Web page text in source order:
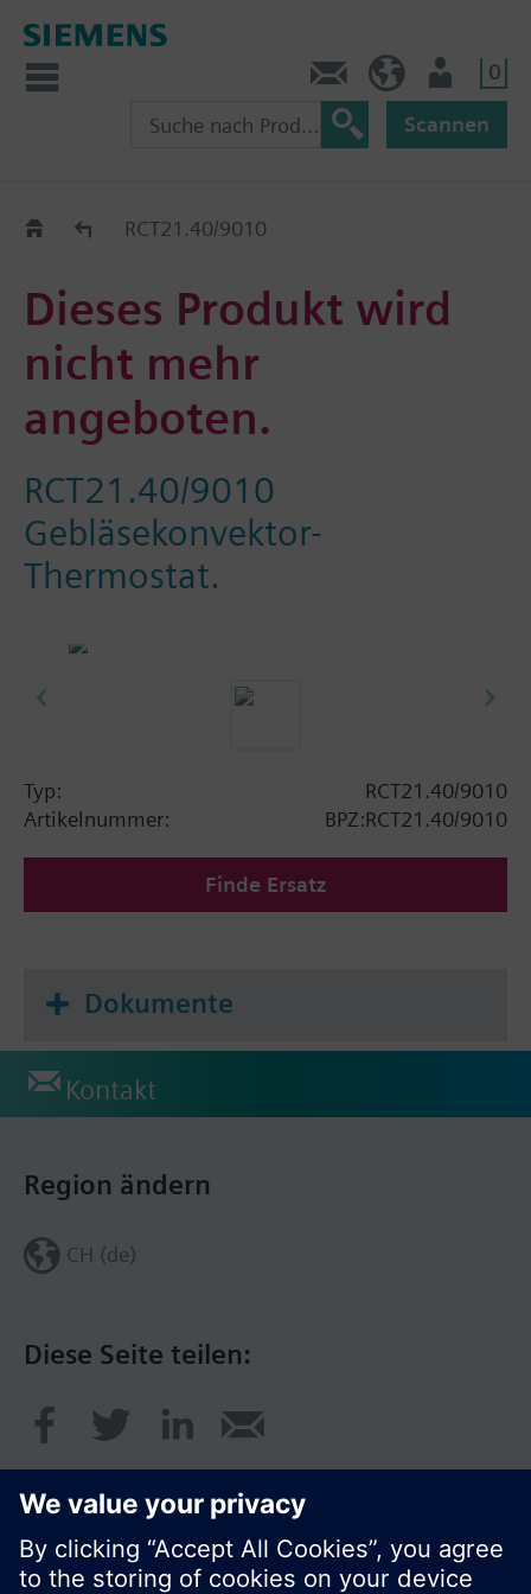
0
Scannen
Old2NewRCT21.40/9010
Dieses Produkt wird
nicht mehr
angeboten.
RCT21.40/9010
Gebläsekonvektor-
Thermostat.
Typ:
RCT21.40/9010
Artikelnummer:
BPZ:RCT21.40/9010
Finde Ersatz
Dokumente
Kontakt
Diese Seite teilen:
Region ändern
CH (de)